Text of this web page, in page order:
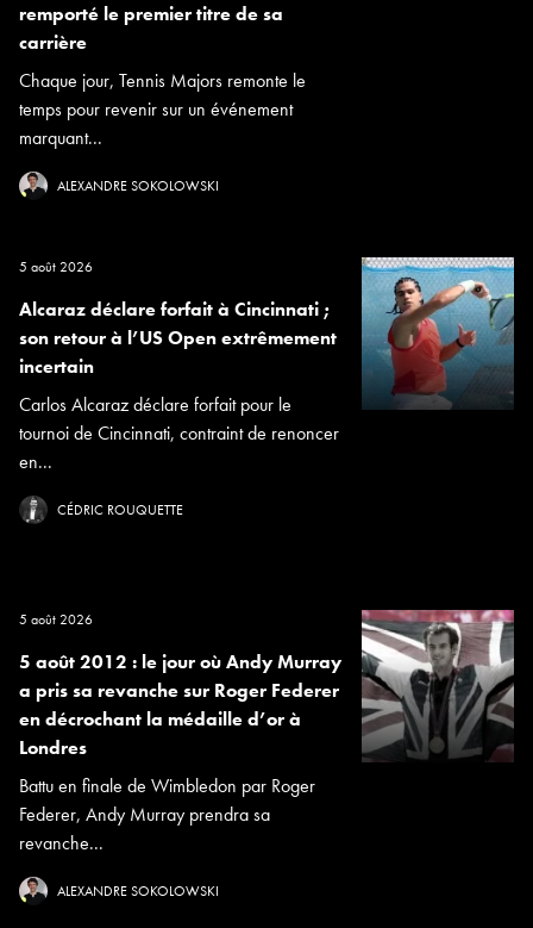
remporté le premier titre de sa
carrière
Chaque jour, Tennis Majors remonte le
temps pour revenir sur un événement
marquant...
ALEXANDRE SOKOLOWSKI
5 août 2026
Alcaraz déclare forfait à Cincinnati ;
son retour à l’US Open extrêmement
incertain
Carlos Alcaraz déclare forfait pour le
tournoi de Cincinnati, contraint de renoncer
en...
CÉDRIC ROUQUETTE
5 août 2026
5 août 2012 : le jour où Andy Murray
a pris sa revanche sur Roger Federer
en décrochant la médaille d’or à
Londres
Battu en finale de Wimbledon par Roger
Federer, Andy Murray prendra sa
revanche...
ALEXANDRE SOKOLOWSKI